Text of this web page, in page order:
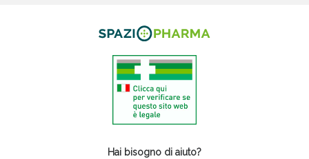
Hai bisogno di aiuto?